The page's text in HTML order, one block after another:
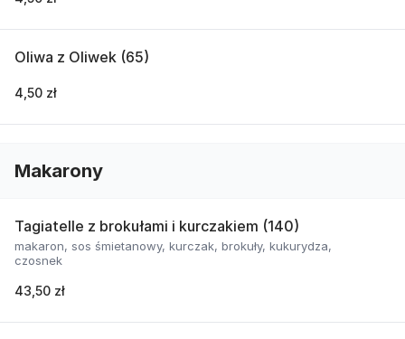
Oliwa z Oliwek (65)
4,50 zł
Makarony
Tagiatelle z brokułami i kurczakiem (140)
makaron, sos śmietanowy, kurczak, brokuły, kukurydza,
czosnek
43,50 zł